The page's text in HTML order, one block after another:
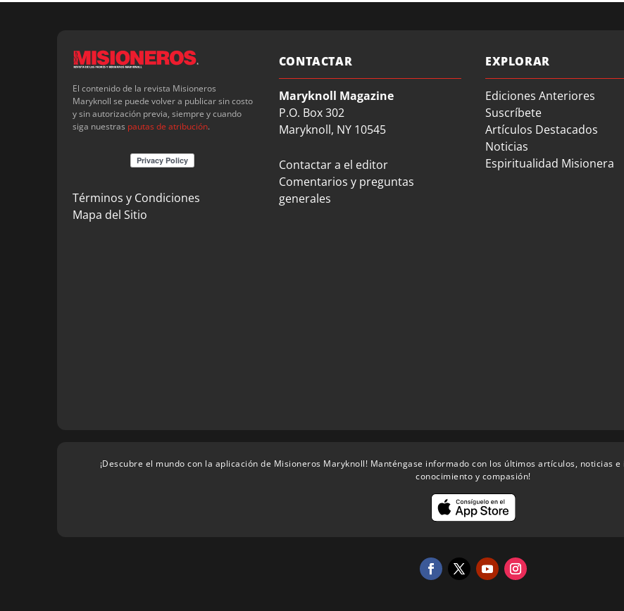
El contenido de la revista Misioneros
Maryknoll se puede volver a publicar sin costo
y sin autorización previa, siempre y cuando
siga nuestras pautas de atribución.
Términos y Condiciones
Mapa del Sitio
CONTACTAR
Maryknoll Magazine
P.O. Box 302
Maryknoll, NY 10545
Contactar a el editor
Comentarios y preguntas
generales
EXPLORAR
Ediciones Anteriores
Suscríbete
Artículos Destacados
Noticias
Espiritualidad Misionera
¡Descubre el mundo con la aplicación de Misioneros Maryknoll! Manténgase informado con los últimos artículos, noticias
conocimiento y compasión!